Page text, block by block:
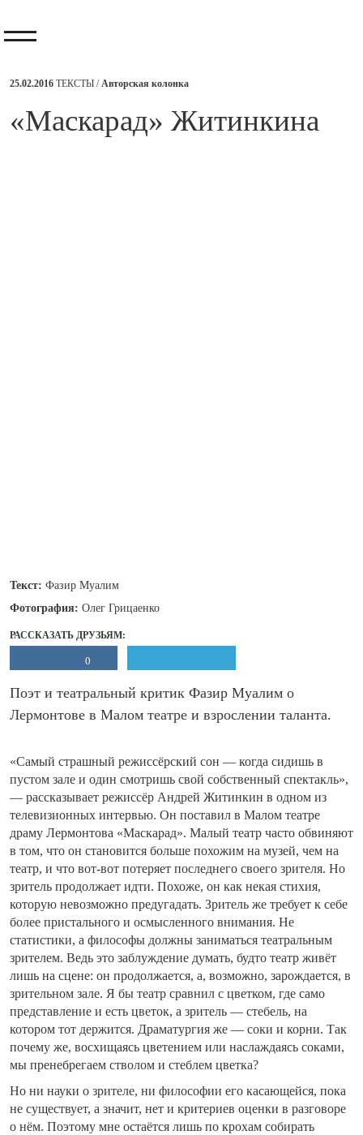
25.02.2016 ТЕКСТЫ /Авторская колонка
​«Маскарад» Житинкина
Текст: Фазир Муалим
Фотография: Олег Грицаенко
РАССКАЗАТЬ ДРУЗЬЯМ:
0
Поэт и театральный критик Фазир Муалим о
Лермонтове в Малом театре и взрослении таланта.
«Самый страшный режиссёрский сон — когда сидишь в
пустом зале и один смотришь свой собственный спектакль»,
— рассказывает режиссёр Андрей Житинкин в одном из
телевизионных интервью. Он поставил в Малом театре
драму Лермонтова «Маскарад». Малый театр часто обвиняют
в том, что он становится больше похожим на музей, чем на
театр, и что вот-вот потеряет последнего своего зрителя. Но
зритель продолжает идти. Похоже, он как некая стихия,
которую невозможно предугадать. Зритель же требует к себе
более пристального и осмысленного внимания. Не
статистики, а философы должны заниматься театральным
зрителем. Ведь это заблуждение думать, будто театр живёт
лишь на сцене: он продолжается, а, возможно, зарождается, в
зрительном зале. Я бы театр сравнил с цветком, где само
представление и есть цветок, а зритель — стебель, на
котором тот держится. Драматургия же — соки и корни. Так
почему же, восхищаясь цветением или наслаждаясь соками,
мы пренебрегаем стволом и стеблем цветка?
Но ни науки о зрителе, ни философии его касающейся, пока
не существует, а значит, нет и критериев оценки в разговоре
о нём. Поэтому мне остаётся лишь по крохам собирать